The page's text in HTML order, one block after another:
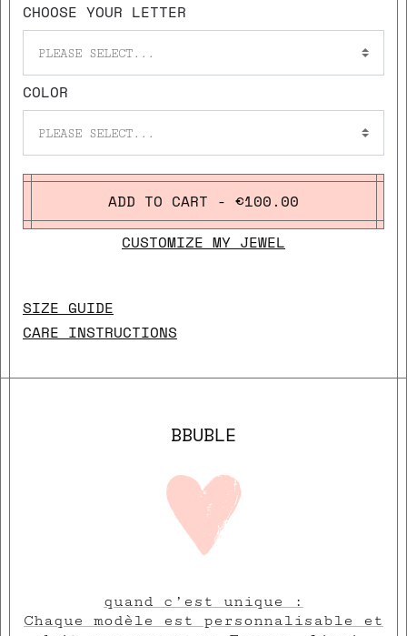
CHOOSE YOUR LETTER
PLEASE SELECT...
COLOR
PLEASE SELECT...
ADD TO CART - €100.00
CUSTOMIZE MY JEWEL
close
SIZE GUIDE
CARE INSTRUCTIONS
BBUBLE
quand c’est unique :
Chaque modèle est personnalisable et